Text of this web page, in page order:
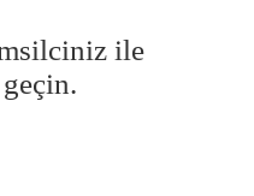
ile